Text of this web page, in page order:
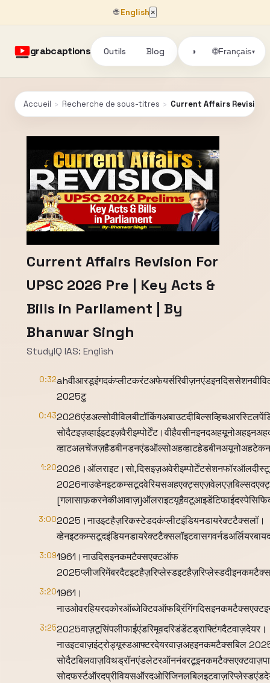
🌐English ×
grabcaptions Outils Blog ◑ 🌐Français▾
Accueil › Recherche de sous-titres › Current Affairs Revision
Current Affairs Revision For
UPSC 2026 Pre | Key Acts &
Bills in Parliament | By
Bhanwar Singh
StudyIQ IAS: English
0:32
2025टु
0:43
1:20
3:002025।नाउइटहैज़रिकस्टेडदकंप्लीटइंडियनडायरेक्टटैक्सलॉ।
3:091961।नाउदिसइनकमटैक्सएक्टऑफ
3:201961।
3:252025वाज़टूसिंपलीफाईएंडरिमूवदरिडंडेंटड्राफ्टिंगदैटवाज़देयर।
नाउइटवाज़इंट्रोड्यूस्डआफ्टरदेयरवाज़अहइनकमटैक्सबिल